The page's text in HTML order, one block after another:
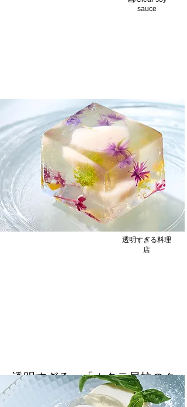
sauce
透明すぎる みたらし餅/Clear
Mitarashimochi
なんと不思議なみたらし餅/What a magical
Mitarashi Mochi.
透明すぎる料理
店
透明すぎる 「ホタテ貝柱のク
リアキューブ」